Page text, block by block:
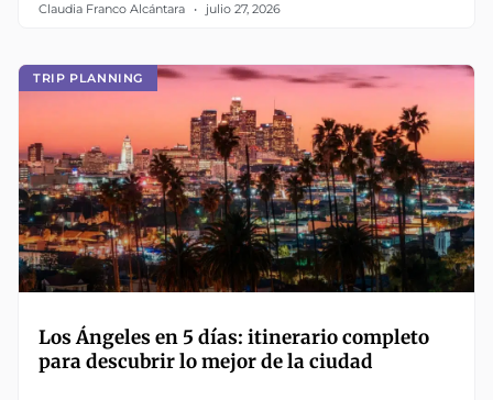
Claudia Franco Alcántara julio 27, 2026
TRIP PLANNING
Los Ángeles en 5 días: itinerario completo
para descubrir lo mejor de la ciudad